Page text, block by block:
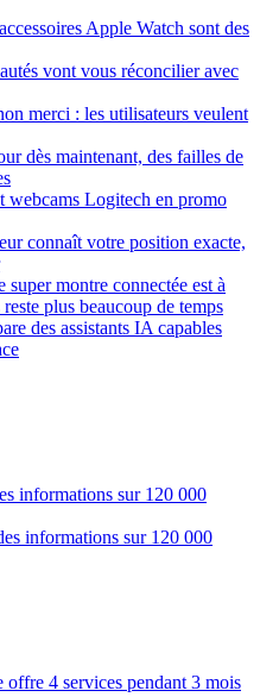
Apple Watch sont des
vont vous réconcilier avec
merci : les utilisateurs veulent
dès maintenant, des failles de
webcams Logitech en promo
connaît votre position exacte,
montre connectée est à
plus beaucoup de temps
des assistants IA capables
informations sur 120 000
informations sur 120 000
offre 4 services pendant 3 mois